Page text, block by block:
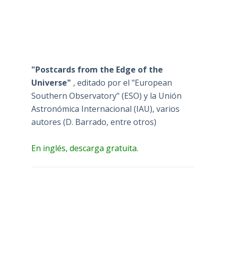
"Postcards from the Edge of the
Universe" , editado por el "European
Southern Observatory" (ESO) y la Unión
Astronómica Internacional (IAU), varios
autores (D. Barrado, entre otros)
En inglés, descarga gratuita.